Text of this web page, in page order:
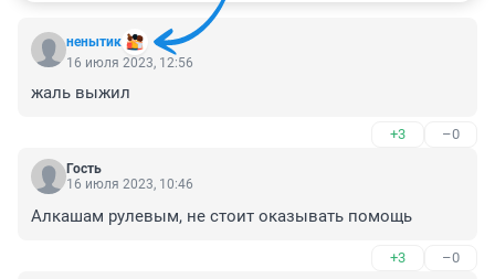
ненытик
16 июля 2023, 12:56
жаль выжил
+3 –0
Гость
16 июля 2023, 10:46
Алкашам рулевым, не стоит оказывать помощь
+3 –0